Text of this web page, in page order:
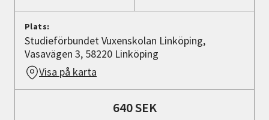
Plats:
Studieförbundet Vuxenskolan Linköping,
Vasavägen 3, 58220 Linköping
Visa på karta
640 SEK